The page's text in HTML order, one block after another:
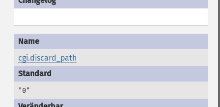
cgi.discard_path
"0"